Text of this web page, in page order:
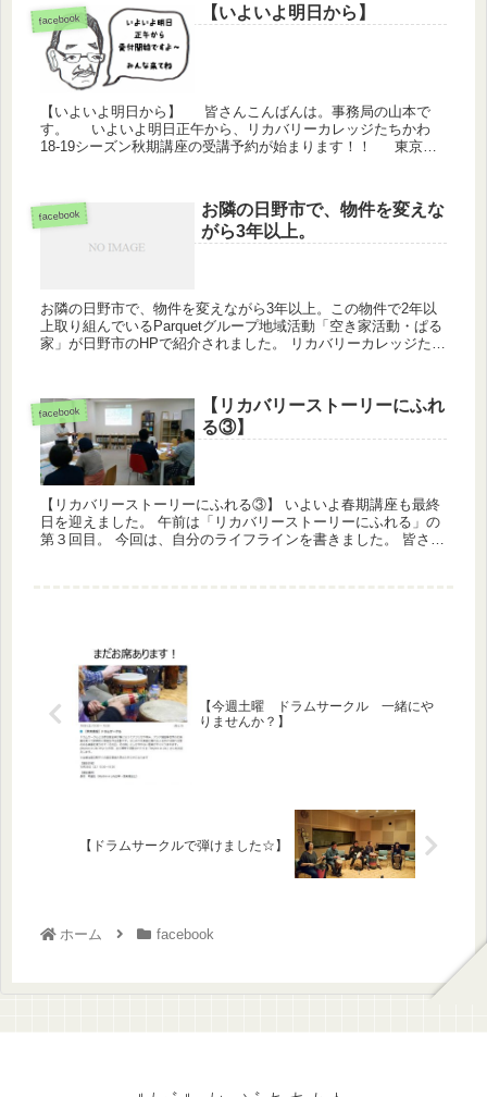
facebook 【いよいよ明日から】
【いよいよ明日から】 皆さんこんばんは。事務局の山本で
す。 いよいよ明日正午から、リカバリーカレッジたちかわ
18-19シーズン秋期講座の受講予約が始まります！！ 東京も
facebook
お隣の日野市で、物件を変えな
がら3年以上。
お隣の日野市で、物件を変えながら3年以上。この物件で2年以
上取り組んでいるParquetグループ地域活動「空き家活動・ぱる
家」が日野市のHPで紹介されました。 リカバリーカレッジたち
facebook
【リカバリーストーリーにふれ
る③】
【リカバリーストーリーにふれる③】 いよいよ春期講座も最終
日を迎えました。 午前は「リカバリーストーリーにふれる」の
第３回目。 今回は、自分のライフラインを書きました。 皆さ
【今週土曜 ドラムサークル 一緒にや
りませんか？】
【ドラムサークルで弾けました☆】
ホーム facebook